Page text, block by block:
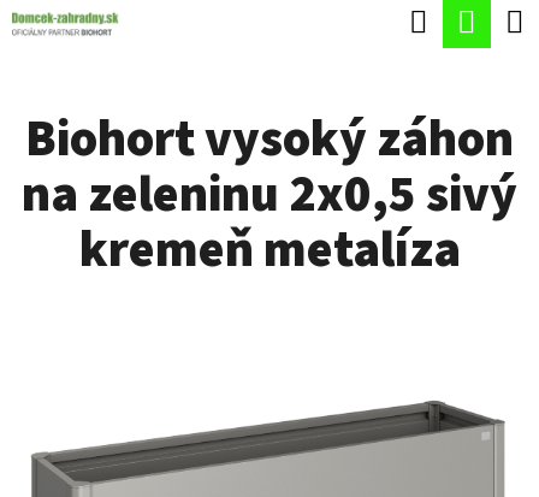
Prejsť
Hľadať
Biohort vysoký záhon
na zeleninu 2x0,5 sivý
kremeň metalíza
K
Č
O
U